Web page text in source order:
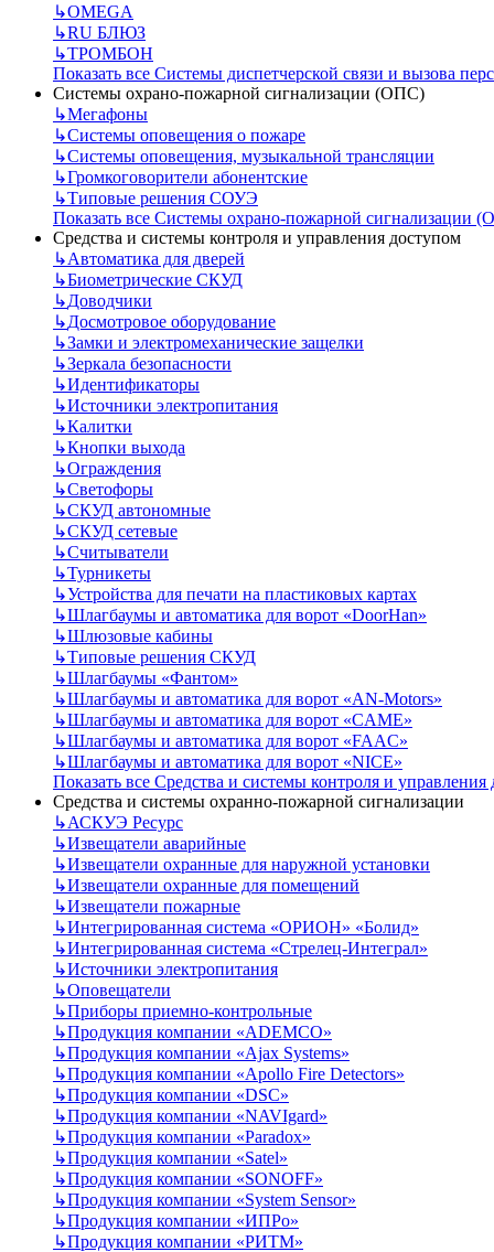
↳OMEGA
↳RU БЛЮЗ
↳ТРОМБОН
Показать все Системы диспетчерской связи и вызова
Системы охрано-пожарной сигнализации (ОПС)
↳Мегафоны
↳Системы оповещения о пожаре
↳Системы оповещения, музыкальной трансляции
↳Громкоговорители абонентские
↳Типовые решения СОУЭ
Показать все Системы охрано-пожарной сигнализации
Средства и системы контроля и управления доступом
↳Автоматика для дверей
↳Биометрические СКУД
↳Доводчики
↳Досмотровое оборудование
↳Замки и электромеханические защелки
↳Зеркала безопасности
↳Идентификаторы
↳Источники электропитания
↳Калитки
↳Кнопки выхода
↳Ограждения
↳Светофоры
↳СКУД автономные
↳СКУД сетевые
↳Считыватели
↳Турникеты
↳Устройства для печати на пластиковых картах
↳Шлагбаумы и автоматика для ворот «DoorHan»
↳Шлюзовые кабины
↳Типовые решения СКУД
↳Шлагбаумы «Фантом»
↳Шлагбаумы и автоматика для ворот «AN-Motors»
↳Шлагбаумы и автоматика для ворот «CAME»
↳Шлагбаумы и автоматика для ворот «FAAC»
↳Шлагбаумы и автоматика для ворот «NICE»
Показать все Средства и системы контроля и управления
Средства и системы охранно-пожарной сигнализации
↳АСКУЭ Ресурс
↳Извещатели аварийные
↳Извещатели охранные для наружной установки
↳Извещатели охранные для помещений
↳Извещатели пожарные
↳Интегрированная система «ОРИОН» «Болид»
↳Интегрированная система «Стрелец-Интеграл»
↳Источники электропитания
↳Оповещатели
↳Приборы приемно-контрольные
↳Продукция компании «ADEMCO»
↳Продукция компании «Ajax Systems»
↳Продукция компании «Apollo Fire Detectors»
↳Продукция компании «DSC»
↳Продукция компании «NAVIgard»
↳Продукция компании «Paradox»
↳Продукция компании «Satel»
↳Продукция компании «SONOFF»
↳Продукция компании «System Sensor»
↳Продукция компании «ИПРо»
↳Продукция компании «РИТМ»